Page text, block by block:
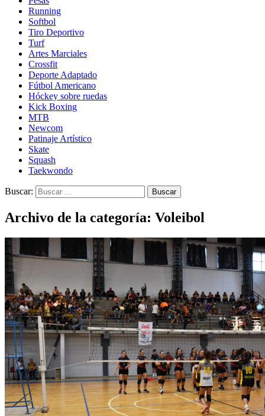
Running
Softbol
Tiro Deportivo
Turf
Artes Marciales
Crossfit
Deporte Adaptado
Fútbol Americano
Hóckey sobre ruedas
Kick Boxing
MTB
Newcom
Patinaje Artístico
Skate
Squash
Taekwondo
Buscar:
Archivo de la categoría: Voleibol